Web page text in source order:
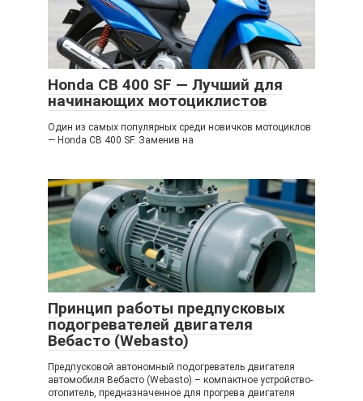
Honda CB 400 SF — Лучший для
начинающих мотоциклистов
Один из самых популярных среди новичков мотоциклов
— Honda CB 400 SF. Заменив на
Принцип работы предпусковых
подогревателей двигателя
Вебасто (Webasto)
Предпусковой автономный подогреватель двигателя
автомобиля Вебасто (Webasto) – компактное устройство-
отопитель, предназначенное для прогрева двигателя